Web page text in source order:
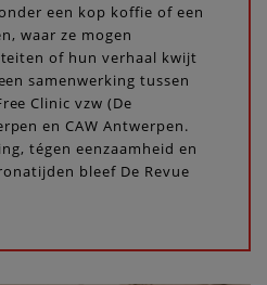
een kop koffie of een
waar ze mogen
of hun verhaal kwijt
samenwerking tussen
Clinic vzw (De
en CAW Antwerpen.
tégen eenzaamheid en
bleef De Revue